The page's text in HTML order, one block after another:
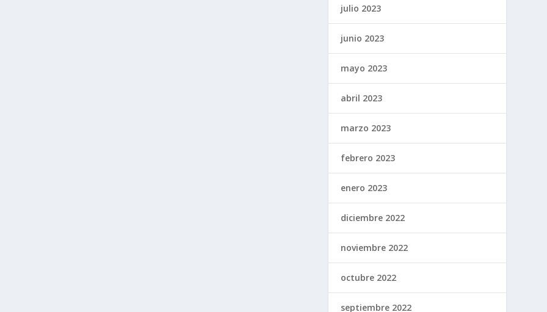
julio 2023
junio 2023
mayo 2023
abril 2023
marzo 2023
febrero 2023
enero 2023
diciembre 2022
noviembre 2022
octubre 2022
septiembre 2022